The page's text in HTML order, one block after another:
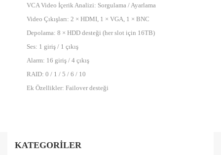
VCA Video İçerik Analizi: Sorgulama / Ayarlama
Video Çıkışları: 2 × HDMI, 1 × VGA, 1 × BNC
Depolama: 8 × HDD desteği (her slot için 16TB)
Ses: 1 giriş / 1 çıkış
Alarm: 16 giriş / 4 çıkış
RAID: 0 / 1 / 5 / 6 / 10
Ek Özellikler: Failover desteği
KATEGORİLER